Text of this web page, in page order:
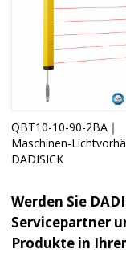
QBT10-10-90-2BA｜
Maschinen-
DADISICK
Werden Sie
Servicepartner
Produkte in